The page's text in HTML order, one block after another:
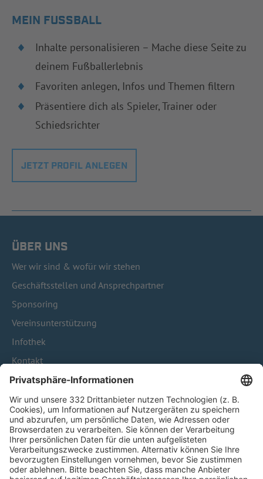
MEIN FUSSBALL
Inhalte personalisieren – Mache diese Seite zu
deinem Fußballerlebnis
Favoriten anlegen, Infos und Themen filtern
Präsentiere dich als Spieler, Trainer oder
Schiedsrichter
JETZT PROFIL ANLEGEN
ÜBER UNS
Wer wir sind & wofür wir stehen
Geschäftsstellen und Ansprechpartner
Sponsoring
Vereinsunterstützung
Infothek
Kontakt
HÄUFIG BESUCHTE SEITEN
Pässe und Vereinswechsel
Trainerausbildung
Schulungsangebot Vereinsmitarbeiter
BFV-Geschäftsstellen